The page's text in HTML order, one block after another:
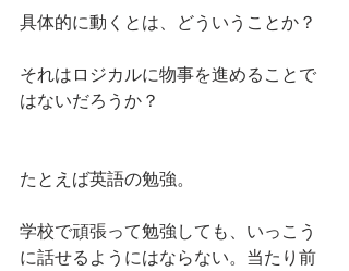
具体的に動くとは、どういうことか？
それはロジカルに物事を進めることで
はないだろうか？
たとえば英語の勉強。
学校で頑張って勉強しても、いっこう
に話せるようにはならない。当たり前